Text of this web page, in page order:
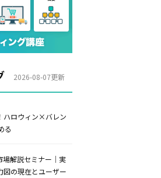
2026-08-07更新
ハロウィン×バレン
る
場解説セミナー｜実
図の現在とユーザー